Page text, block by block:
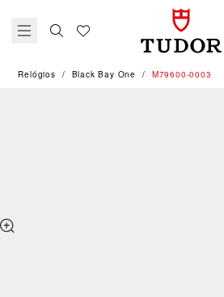
Relógios Black Bay One M79600-0003